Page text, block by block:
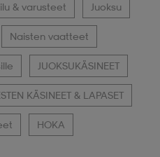
& varusteet Juoksu
Naisten vaatteet
JUOKSUKÄSINEET
KÄSINEET & LAPASET
HOKA